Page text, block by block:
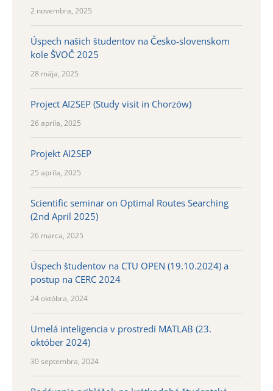
2 novembra, 2025
Úspech našich študentov na Česko-slovenskom
kole ŠVOČ 2025
28 mája, 2025
Project AI2SEP (Study visit in Chorzów)
26 apríla, 2025
Projekt AI2SEP
25 apríla, 2025
Scientific seminar on Optimal Routes Searching
(2nd April 2025)
26 marca, 2025
Úspech študentov na CTU OPEN (19.10.2024) a
postup na CERC 2024
24 októbra, 2024
Umelá inteligencia v prostredí MATLAB (23.
október 2024)
30 septembra, 2024